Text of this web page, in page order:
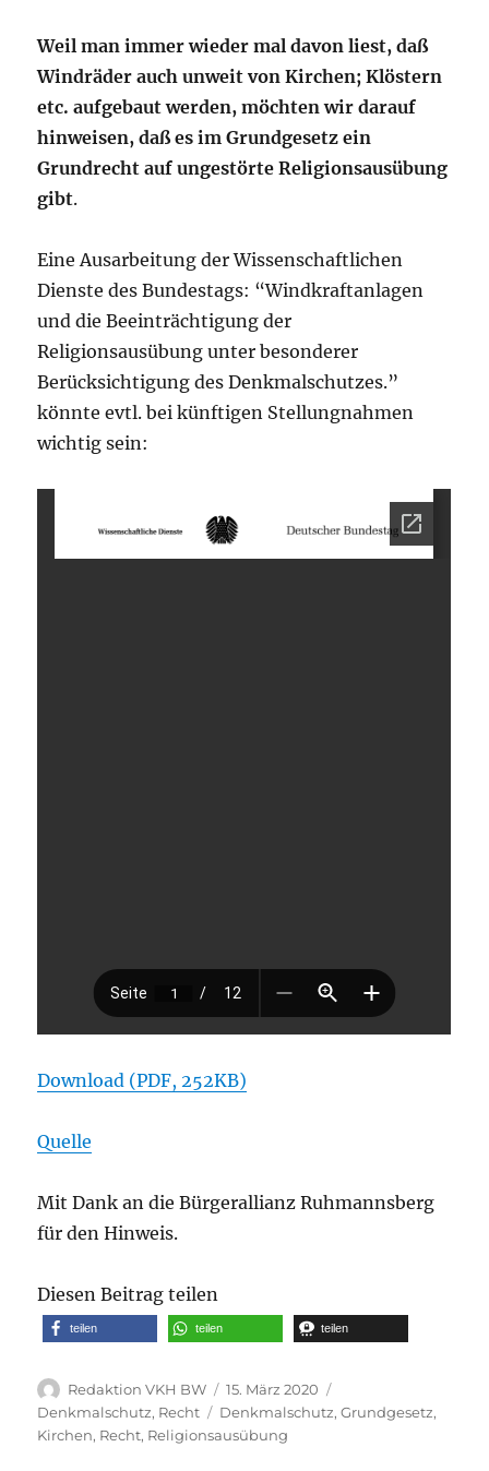
Weil man immer wieder mal davon liest, daß
Windräder auch unweit von Kirchen; Klöstern
etc. aufgebaut werden, möchten wir darauf
hinweisen, daß es im Grundgesetz ein
Grundrecht auf ungestörte Religionsausübung
gibt.
Eine Ausarbeitung der Wissenschaftlichen
Dienste des Bundestags: “Windkraftanlagen
und die Beeinträchtigung der
Religionsausübung unter besonderer
Berücksichtigung des Denkmalschutzes.”
könnte evtl. bei künftigen Stellungnahmen
wichtig sein:
Download (PDF, 252KB)
Quelle
Mit Dank an die Bürgerallianz Ruhmannsberg
für den Hinweis.
Diesen Beitrag teilen
teilen teilen teilen
Autor
Redaktion VKH BW
Veröffentlicht
am
15. März 2020
Denkmalschutz, Recht Schlagwörter
Denkmalschutz,Grundgesetz,
Kirchen, Recht, Religionsausübung